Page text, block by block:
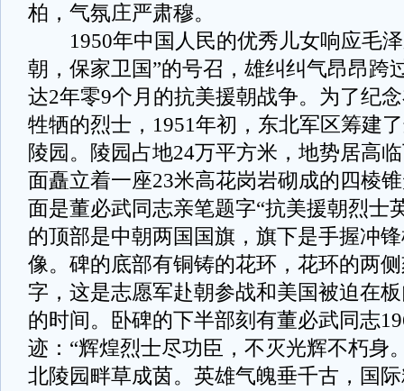
柏，气氛庄严肃穆。
1950年中国人民的优秀儿女响应毛泽
朝，保家卫国”的号召，雄纠纠气昂昂跨
达2年零9个月的抗美援朝战争。为了纪
牲牺的烈士，1951年初，东北军区筹建
陵园。陵园占地24万平方米，地势居高
面矗立着一座23米高花岗岩砌成的四棱
面是董必武同志亲笔题字“抗美援朝烈士
的顶部是中朝两国国旗，旗下是手握冲
像。碑的底部有铜铸的花环，花环的两
字，这是志愿军赴朝参战和美国被迫在
的时间。卧碑的下半部刻有董必武同志
迹：“辉煌烈士尽功臣，不灭光辉不朽身
北陵园畔草成茵。英雄气魄垂千古，国